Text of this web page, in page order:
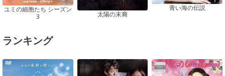
ユミの細胞たち シーズン
3
太陽の末裔
青い海の伝説
ランキング